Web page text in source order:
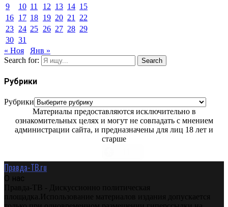
9
10 11 12 13 14 15
16 17 18 19 20 21
22
23 24 25 26 27 28 29
30 31
« Ноя
Янв »
Search for:
Search
Рубрики
Рубрики
Материалы предоставляются исключительно в
ознакомительных целях и могут не совпадать с мнением
администрации сайта, и предназначены для лиц 18 лет и
старше
Правда-ТВ.ru
О нас
Правда-ТВ - Дискуссионно политическая
площадка.Использование материалов издания допускается